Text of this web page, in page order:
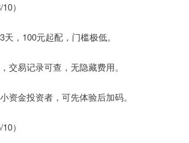
）
，100元起配，门槛极低。
交易记录可查，无隐藏费用。
资金投资者，可先体验后加码。
）